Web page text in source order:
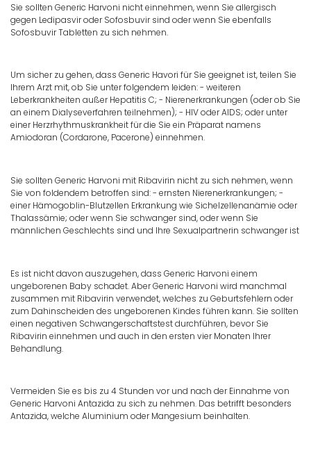
Sie sollten Generic Harvoni nicht einnehmen, wenn Sie allergisch
gegen Ledipasvir oder Sofosbuvir sind oder wenn Sie ebenfalls
Sofosbuvir Tabletten zu sich nehmen.
Um sicher zu gehen, dass Generic Havori für Sie geeignet ist, teilen Sie
Ihrem Arzt mit, ob Sie unter folgendem leiden: - weiteren
Leberkrankheiten außer Hepatitis C; - Nierenerkrankungen (oder ob Sie
an einem Dialyseverfahren teilnehmen); - HIV oder AIDS; oder unter
einer Herzrhythmuskrankheit für die Sie ein Präparat namens
Amiodoran (Cordarone, Pacerone) einnehmen.
Sie sollten Generic Harvoni mit Ribavirin nicht zu sich nehmen, wenn
Sie von foldendem betroffen sind: - ernsten Nierenerkrankungen; -
einer Hämogoblin-Blutzellen Erkrankung wie Sichelzellenanämie oder
Thalassämie; oder wenn Sie schwanger sind, oder wenn Sie
männlichen Geschlechts sind und Ihre Sexualpartnerin schwanger ist
Es ist nicht davon auszugehen, dass Generic Harvoni einem
ungeborenen Baby schadet. Aber Generic Harvoni wird manchmal
zusammen mit Ribavirin verwendet, welches zu Geburtsfehlern oder
zum Dahinscheiden des ungeborenen Kindes führen kann. Sie sollten
einen negativen Schwangerschaftstest durchführen, bevor Sie
Ribavirin einnehmen und auch in den ersten vier Monaten Ihrer
Behandlung.
Vermeiden Sie es bis zu 4 Stunden vor und nach der Einnahme von
Generic Harvoni Antazida zu sich zu nehmen. Das betrifft besonders
Antazida, welche Aluminium oder Mangesium beinhalten.